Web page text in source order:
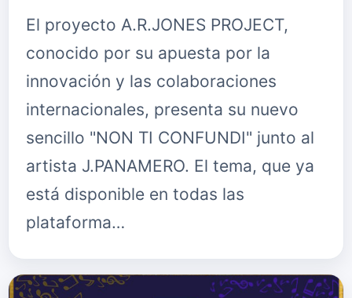
El proyecto A.R.JONES PROJECT,
conocido por su apuesta por la
innovación y las colaboraciones
internacionales, presenta su nuevo
sencillo "NON TI CONFUNDI" junto al
artista J.PANAMERO. El tema, que ya
está disponible en todas las
plataforma…